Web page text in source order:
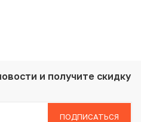
и получите скидку
ПОДПИСАТЬСЯ